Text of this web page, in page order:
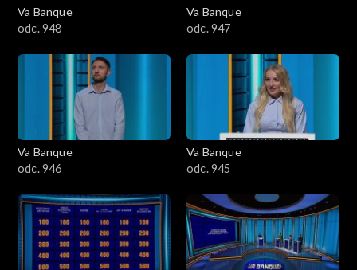
Va Banque
odc. 948
Va Banque
odc. 947
Va Banque
odc. 946
Va Banque
odc. 945